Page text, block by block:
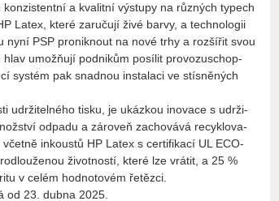
a kva­lit­ní vý­stu­py na růz­ných ty­pech
Latex, které za­ru­ču­jí živé barvy, a tech­no­lo­gii
nyní PSP pro­nik­nout na nové trhy a roz­ší­řit svou
umožňují pod­ni­kům po­sí­lit pro­vo­zu­schop­
sys­tém pak snad­nou in­sta­la­ci ve stís­ně­ných
udr­ži­tel­né­ho tisku, je ukáz­kou ino­va­ce s udr­ži­
od­pa­du a zá­ro­veň za­cho­vá­vá recyklo­va­
in­kous­tů HP Latex s cer­ti­fi­ka­cí UL ECO­
ži­vot­nos­tí, které lze vrá­tit, a 25 %
v celém hod­no­to­vém ře­těz­ci.
od 23. dubna 2025.